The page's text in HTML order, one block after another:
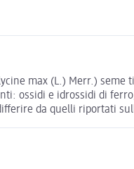
max (L.) Merr.) seme
ossidi e idrossidi di
da quelli riportati